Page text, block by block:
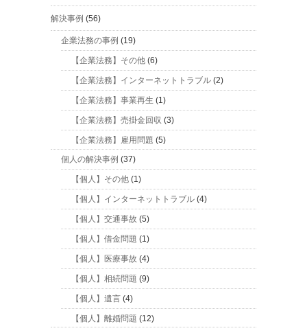
解決事例 (56)
企業法務の事例 (19)
【企業法務】その他 (6)
【企業法務】インターネットトラブル (2)
【企業法務】事業再生 (1)
【企業法務】売掛金回収 (3)
【企業法務】雇用問題 (5)
個人の解決事例 (37)
【個人】その他 (1)
【個人】インターネットトラブル (4)
【個人】交通事故 (5)
【個人】借金問題 (1)
【個人】医療事故 (4)
【個人】相続問題 (9)
【個人】遺言 (4)
【個人】離婚問題 (12)